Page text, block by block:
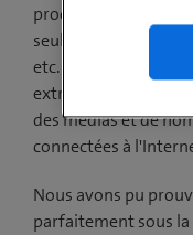
production
seul câble, en
etc. à la salle de
extrêmement faible.
des médias et de
connectées à
Nous avons pu
parfaitement sous